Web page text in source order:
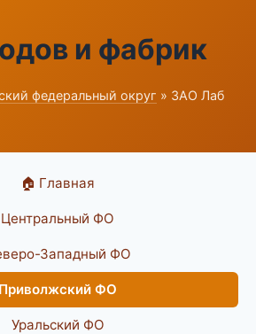
и фабрик
федеральный округ » ЗАО Лаб
🏠 Главная
Центральный ФО
Западный ФО
Приволжский ФО
Уральский ФО